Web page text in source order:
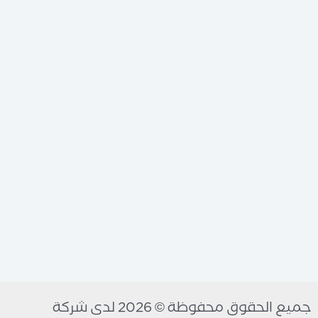
جميع الحقوق محفوظة © 2026 لدى شركة